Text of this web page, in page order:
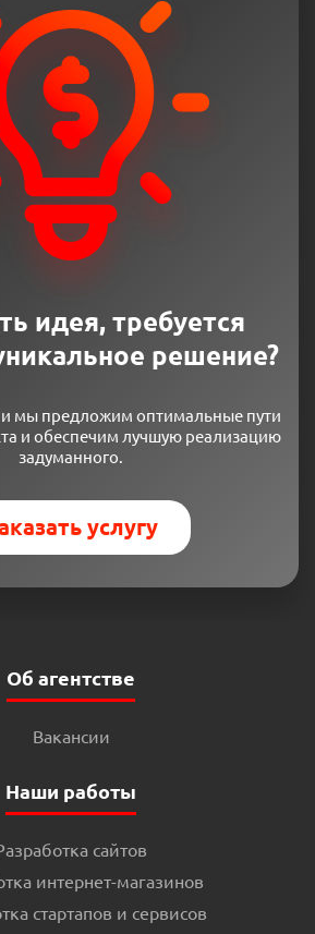
идея, требуется
решение?
и мы предложим оптимальные пути
и обеспечим лучшую реализацию
задуманного.
услугу
Об агентстве
Вакансии
Наши работы
сайтов
интернет-магазинов
стартапов и сервисов